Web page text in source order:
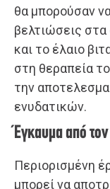
θα μπορούσαν
βελτιώσεις
και το έλαιο
στη θεραπεία
την
ενυδατικών.
Έγκαυμα από τον
Περιορισμένη
μπορεί να